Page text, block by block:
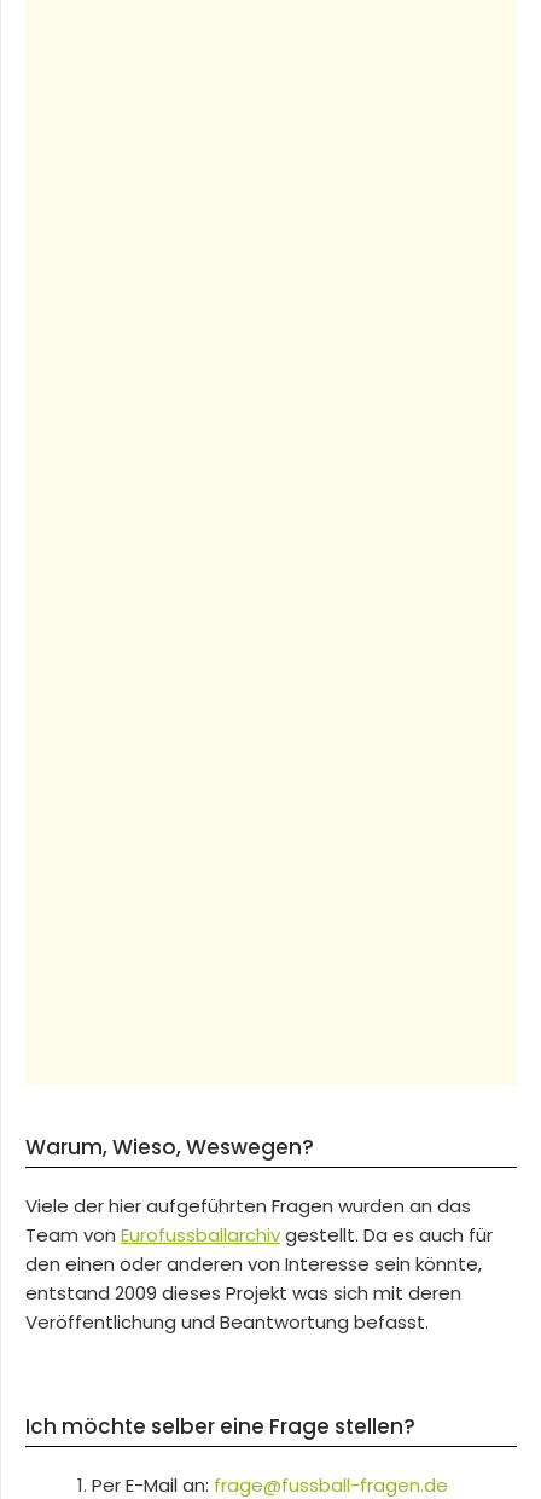
Warum, Wieso, Weswegen?
Viele der hier aufgeführten Fragen wurden an das
Team von Eurofussballarchivgestellt. Da es auch für
den einen oder anderen von Interesse sein könnte,
entstand 2009 dieses Projekt was sich mit deren
Veröffentlichung und Beantwortung befasst.
Ich möchte selber eine Frage stellen?
Per E-Mail an: frage@fussball-fragen.de